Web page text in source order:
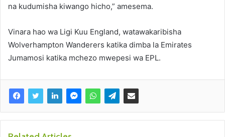
na kudumisha kiwango hicho,” amesema.
Vinara hao wa Ligi Kuu England, watawakaribisha
Wolverhampton Wanderers katika dimba la Emirates
Jumamosi katika mchezo mwepesi wa EPL.